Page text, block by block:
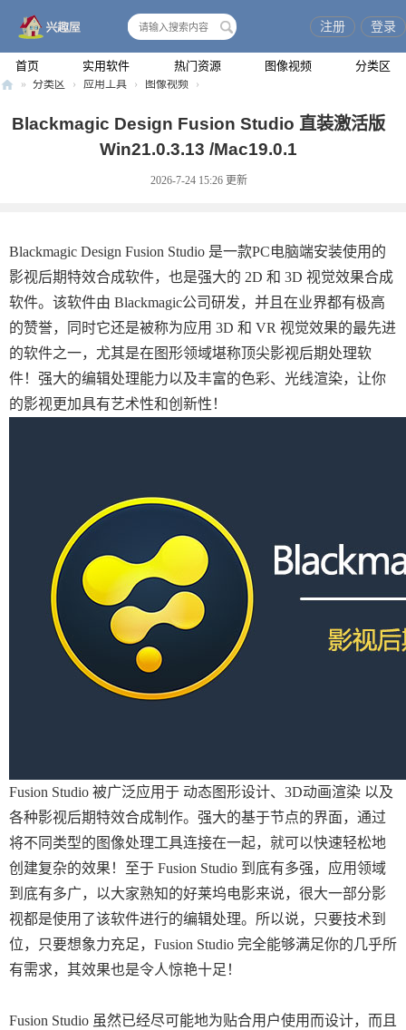
首页 实用软件 热门资源 图像视频 分类区
注册 登录
» 分类区 › 应用工具 › 图像视频 ›
Blackmagic Design Fusion Studio 直装激活版
Win21.0.3.13 /Mac19.0.1
2026-7-24 15:26 更新
Blackmagic Design Fusion Studio 是一款PC电脑端安装使用的
影视后期特效合成软件，也是强大的 2D 和 3D 视觉效果合成
软件。该软件由 Blackmagic公司研发，并且在业界都有极高
的赞誉，同时它还是被称为应用 3D 和 VR 视觉效果的最先进
的软件之一，尤其是在图形领域堪称顶尖影视后期处理软
件！强大的编辑处理能力以及丰富的色彩、光线渲染，让你
的影视更加具有艺术性和创新性！
Fusion Studio 被广泛应用于 动态图形设计、3D动画渲染 以及
各种影视后期特效合成制作。强大的基于节点的界面，通过
将不同类型的图像处理工具连接在一起，就可以快速轻松地
创建复杂的效果！至于 Fusion Studio 到底有多强，应用领域
到底有多广，以大家熟知的好莱坞电影来说，很大一部分影
视都是使用了该软件进行的编辑处理。所以说，只要技术到
位，只要想象力充足，Fusion Studio 完全能够满足你的几乎所
有需求，其效果也是令人惊艳十足！
Fusion Studio 虽然已经尽可能地为贴合用户使用而设计，而且